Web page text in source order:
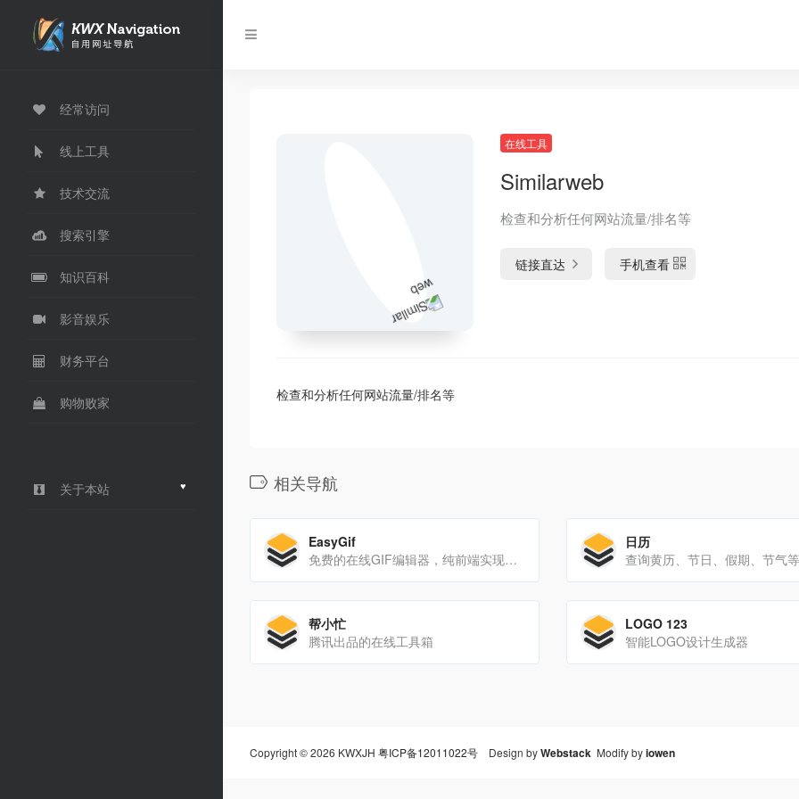
经常访问
线上工具
技术交流
搜索引擎
知识百科
影音娱乐
财务平台
购物败家
关于本站 ♥
在线工具
Similarweb
检查和分析任何网站流量/排名等
链接直达 手机查看
检查和分析任何网站流量/排名等
相关导航
EasyGif
免费的在线GIF编辑器，纯前端实现的编辑功能
日历
查询黄历、节日、假期、节气等
帮小忙
腾讯出品的在线工具箱
LOGO 123
智能LOGO设计生成器
Copyright © 2026 KWXJH 粤ICP备12011022号 Design byWebstack Modify byiowen